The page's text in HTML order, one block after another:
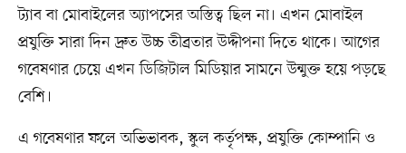
ট্যাব বা মোবাইলের অ্যাপসের অস্তিত্ব ছিল না। এখন মোবাইল
প্রযুক্তি সারা দিন দ্রুত উচ্চ তীব্রতার উদ্দীপনা দিতে থাকে। আগের
গবেষণার চেয়ে এখন ডিজিটাল মিডিয়ার সামনে উন্মুক্ত হয়ে পড়ছে
বেশি।
এ গবেষণার ফলে অভিভাবক, স্কুল কর্তৃপক্ষ, প্রযুক্তি কোম্পানি ও